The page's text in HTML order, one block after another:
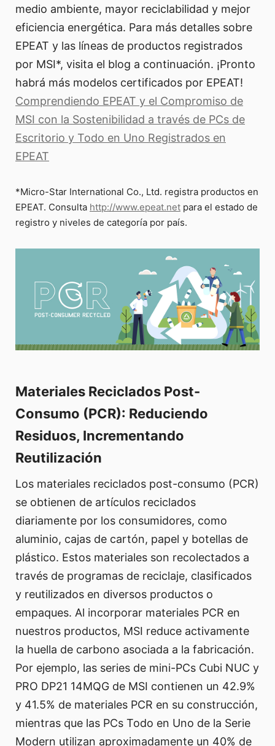
medio ambiente, mayor reciclabilidad y mejor
eficiencia energética. Para más detalles sobre
EPEAT y las líneas de productos registrados
por MSI*, visita el blog a continuación. ¡Pronto
habrá más modelos certificados por EPEAT!
Comprendiendo EPEAT y el Compromiso de
MSI con la Sostenibilidad a través de PCs de
Escritorio y Todo en Uno Registrados en
EPEAT
*Micro-Star International Co., Ltd. registra productos en
EPEAT. Consulta http://www.epeat.net para el estado de
registro y niveles de categoría por país.
Materiales Reciclados Post-
Consumo (PCR): Reduciendo
Residuos, Incrementando
Reutilización
Los materiales reciclados post-consumo (PCR)
se obtienen de artículos reciclados
diariamente por los consumidores, como
aluminio, cajas de cartón, papel y botellas de
plástico. Estos materiales son recolectados a
través de programas de reciclaje, clasificados
y reutilizados en diversos productos o
empaques. Al incorporar materiales PCR en
nuestros productos, MSI reduce activamente
la huella de carbono asociada a la fabricación.
Por ejemplo, las series de mini-PCs Cubi NUC y
PRO DP21 14MQG de MSI contienen un 42.9%
y 41.5% de materiales PCR en su construcción,
mientras que las PCs Todo en Uno de la Serie
Modern utilizan aproximadamente un 40% de